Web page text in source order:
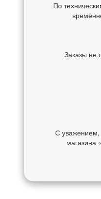
По
Заказы не
С уважением,
магазина